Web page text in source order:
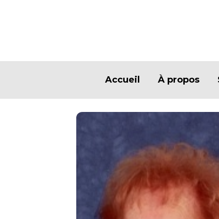
Accueil À propos